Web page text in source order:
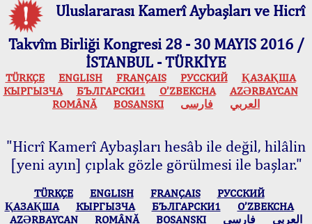
Uluslararası Kamerî Aybaşları ve Hicrî
Takvîm Birliği Kongresi 28 - 30 MAYIS 2016 /
İSTANBUL - TÜRKİYE
TÜRKÇE ENGLISH FRANÇAIS РУССКИЙ
ҚАЗАҚША
КЫPГЫЗЧA
БЪЛГАРСКИ1 O’ZBEKCHA
AZӘRBAYCAN
ROMÂNĂ
BOSANSKI العربي فارسی
"Hicrî Kamerî Aybaşları hesâb ile değil, hilâlin
[yeni ayın] çıplak gözle görülmesi ile başlar."
TÜRKÇE ENGLISH FRANÇAIS
РУССКИЙ
ҚАЗАҚША
КЫPГЫЗЧA БЪЛГАРСКИ1
O’ZBEKCHA
AZӘRBAYCAN
ROMÂNĂ BOSANSKI العربي فارسی